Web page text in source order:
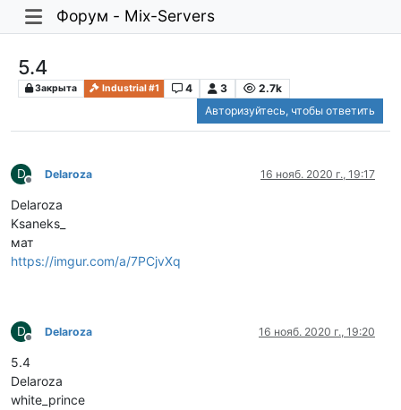
Форум - Mix-Servers
5.4
Закрыта Industrial #1 4 3
2.7k
Авторизуйтесь, чтобы ответить
D
Не в сети
Delaroza 16 нояб. 2020 г., 19:17
Delaroza
Ksaneks_
мат
https://imgur.com/a/7PCjvXq
D
Не в сети
Delaroza 16 нояб. 2020 г., 19:20
5.4
Delaroza
white_prince